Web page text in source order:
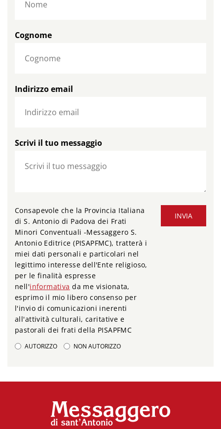
Cognome
Indirizzo email
Scrivi il tuo messaggio
INVIA
Consapevole che la Provincia Italiana
di S. Antonio di Padova dei Frati
Minori Conventuali -Messaggero S.
Antonio Editrice (PISAPFMC), tratterà i
miei dati personali e particolari nel
legittimo interesse dell'Ente religioso,
per le finalità espresse
nell'informativa da me visionata,
esprimo il mio libero consenso per
l'invio di comunicazioni inerenti
all'attività culturali, caritative e
pastorali dei frati della PISAPFMC
AUTORIZZO NON AUTORIZZO